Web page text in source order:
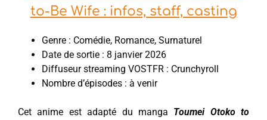
to-Be Wife : infos, staff, casting
Genre : Comédie, Romance, Surnaturel
Date de sortie : 8 janvier 2026
Diffuseur streaming VOSTFR : Crunchyroll
Nombre d’épisodes : à venir
Cet anime est adapté du manga Toumei Otoko to